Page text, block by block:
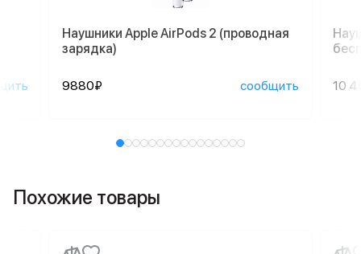
Наушники Apple AirPods 2 (проводная
зарядка)
9880₽ сообщить 10
Похожие товары